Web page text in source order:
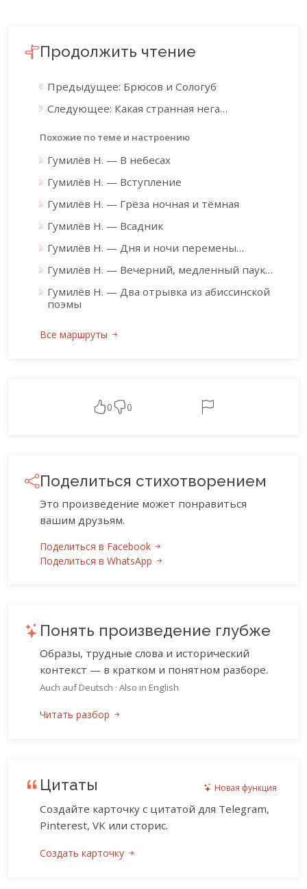
Продолжить чтение
Предыдущее: Брюсов и Сологуб
Следующее: Какая странная нега…
Похожие по теме и настроению
Гумилёв Н. — В небесах
Гумилёв Н. — Вступление
Гумилёв Н. — Грёза ночная и тёмная
Гумилёв Н. — Всадник
Гумилёв Н. — Дня и ночи перемены…
Гумилёв Н. — Вечерний, медленный паук…
Гумилёв Н. — Два отрывка из абиссинской
поэмы
Все маршруты
0 0
Поделиться стихотворением
Это произведение может понравиться
вашим друзьям.
Поделиться в Facebook
Поделиться в WhatsApp
Понять произведение глубже
Образы, трудные слова и исторический
контекст — в кратком и понятном разборе.
Auch auf Deutsch · Also in English
Читать разбор
Цитаты Новая функция
Создайте карточку с цитатой для Telegram,
Pinterest, VK или сторис.
Создать карточку